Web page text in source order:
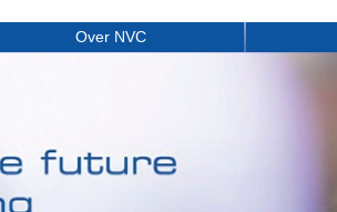
Over NVC